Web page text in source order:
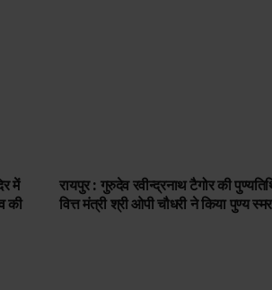
में
की
रायपुर : गुरुदेव रवीन्द्रनाथ टैगोर की
वित्त मंत्री श्री ओपी चौधरी ने किया पुण्य